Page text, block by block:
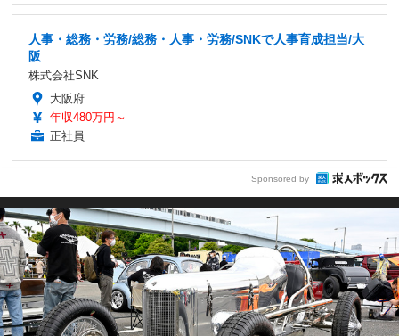
人事・総務・労務/総務・人事・労務/SNKで人事育成担当/大
阪
株式会社SNK
大阪府
年収480万円～
正社員
Sponsored by